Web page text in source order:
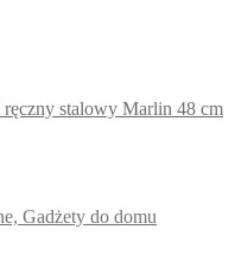
stalowy Marlin 48 cm
Gadżety do domu